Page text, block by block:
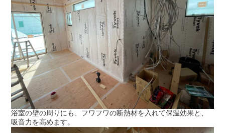
浴室の壁の周りにも、フワフワの断熱材を入れて保温効果と、
吸音力を高めます。